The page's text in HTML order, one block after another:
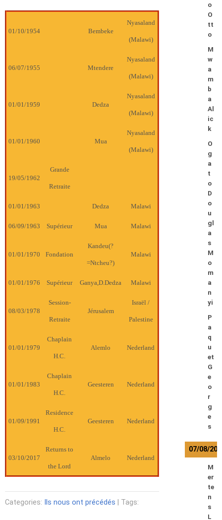
01/10/1954 Bembeke
Nyasaland
(Malawi)
06/07/1955 Mtendere
Nyasaland
(Malawi)
01/01/1959 Dedza
Nyasaland
(Malawi)
01/01/1960 Mua
Nyasaland
(Malawi)
19/05/1962
Grande
Retraite
01/01/1963 Dedza Malawi
06/09/1963 Supérieur Mua Malawi
01/01/1970 Fondation
Kandeu(?
=Ntcheu?)
Malawi
01/01/1976 Supérieur Ganya,D.Dedza Malawi
08/03/1978
Session-
Retraite
Jérusalem
Israël /
Palestine
01/01/1979
Chaplain
H.C.
Alemlo Nederland
01/01/1983
Chaplain
H.C.
Geesteren Nederland
01/09/1991
Residence
H.C.
Geesteren Nederland
03/10/2017
Returns to
the Lord
Almelo Nederland
Categories: Ils nous ont précédés | Tags:
o
O
tt
o
M
w
a
m
b
a
Al
ic
k
O
g
a
t
o
D
o
u
gl
a
s
M
o
m
a
n
yi
P
a
q
u
et
G
e
o
r
g
e
s
07/08/
M
er
te
n
s
L